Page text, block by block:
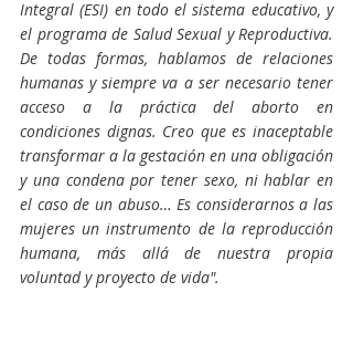
Integral (ESI) en todo el sistema educativo, y
el programa de Salud Sexual y Reproductiva.
De todas formas, hablamos de relaciones
humanas y siempre va a ser necesario tener
acceso a la práctica del aborto en
condiciones dignas. Creo que es inaceptable
transformar a la gestación en una obligación
y una condena por tener sexo, ni hablar en
el caso de un abuso… Es considerarnos a las
mujeres un instrumento de la reproducción
humana, más allá de nuestra propia
voluntad y proyecto de vida".